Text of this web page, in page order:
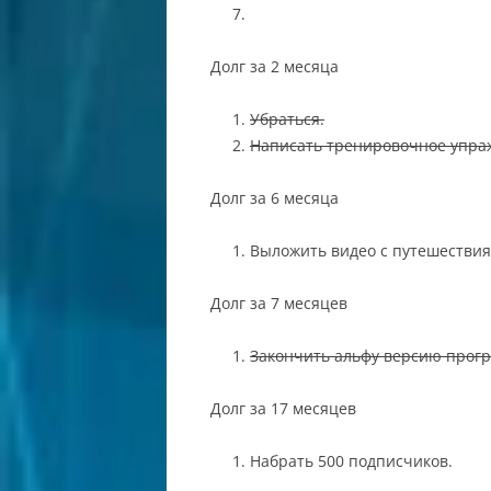
Долг за 2 месяца
Убраться.
Написать тренировочное
Долг за 6 месяца
Выложить видео с
Долг за 7 месяцев
Закончить альфу версию
Долг за 17 месяцев
Набрать 500 подписчиков.